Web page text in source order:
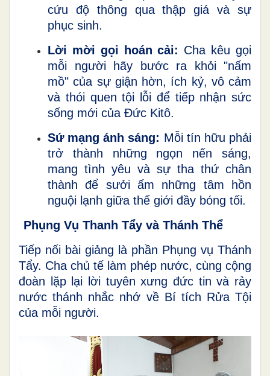
cứu độ thông qua thập giá và sự
phục sinh.
Lời mời gọi hoán cải: Cha kêu gọi
mỗi người hãy bước ra khỏi "nấm
mồ" của sự giận hờn, ích kỷ, vô cảm
và thói quen tội lỗi để tiếp nhận sức
sống mới của Đức Kitô.
Sứ mạng ánh sáng: Mỗi tín hữu phải
trở thành những ngọn nến sáng,
mang tình yêu và sự tha thứ chân
thành để sưởi ấm những tâm hồn
nguội lạnh giữa thế giới đầy bóng tối.
Phụng Vụ Thanh Tẩy và Thánh Thể
Tiếp nối bài giảng là phần Phụng vụ Thánh
Tẩy. Cha chủ tế làm phép nước, cùng cộng
đoàn lặp lại lời tuyên xưng đức tin và rảy
nước thánh nhắc nhớ về Bí tích Rửa Tội
của mỗi người.